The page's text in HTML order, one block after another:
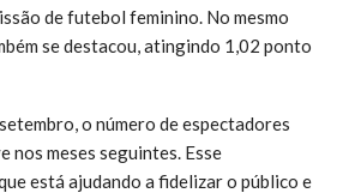
de futebol feminino. No mesmo
se destacou, atingindo 1,02 ponto
o número de espectadores
nos meses seguintes. Esse
está ajudando a fidelizar o público e